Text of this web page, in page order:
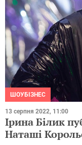
ШОУБІЗНЕС
13 серпня 2022, 11:00
Ірина Білик
Наташі